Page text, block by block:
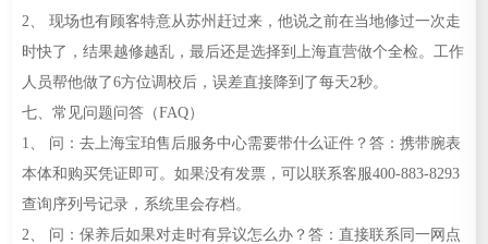
2、 现场也有顾客特意从苏州赶过来，他说之前在当地修过一次走
时快了，结果越修越乱，最后还是选择到上海直营做个全检。工作
人员帮他做了6方位调校后，误差直接降到了每天2秒。
七、常见问题问答（FAQ）
1、 问：去上海宝珀售后服务中心需要带什么证件？答：携带腕表
本体和购买凭证即可。如果没有发票，可以联系客服400-883-8293
查询序列号记录，系统里会存档。
2、 问：保养后如果对走时有异议怎么办？答：直接联系同一网点